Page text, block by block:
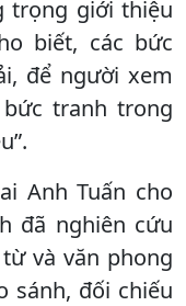
trọng giới thiệu
biết, các bức
để người xem
tranh trong
Anh Tuấn cho
đã nghiên cứu
và văn phong
sánh, đối chiếu